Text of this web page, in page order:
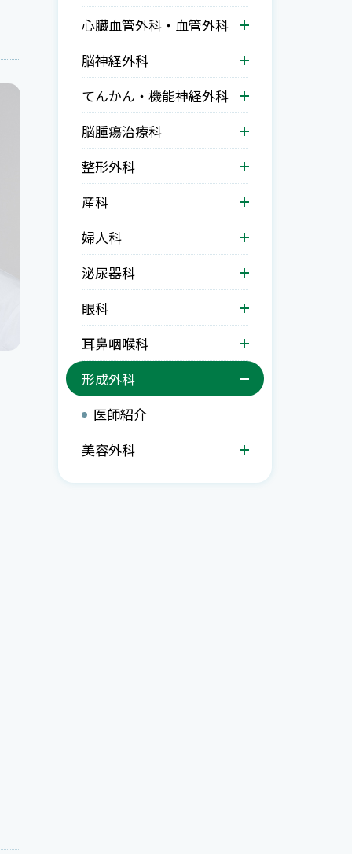
心臓血管外科・血管外科
脳神経外科
てんかん・機能神経外科
脳腫瘍治療科
整形外科
産科
婦人科
泌尿器科
眼科
耳鼻咽喉科
形成外科
医師紹介
美容外科